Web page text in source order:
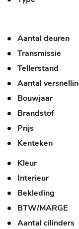
Aantal deuren
Transmissie
Tellerstand
Aantal
Bouwjaar
Brandstof
Prijs
Kenteken
Kleur
Interieur
Bekleding
BTW/MARGE
Aantal cilinders